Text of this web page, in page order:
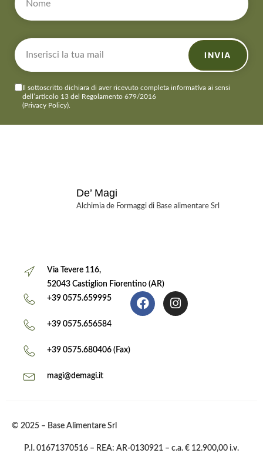
Il sottoscritto dichiara di aver ricevuto completa informativa ai sensi
dell’articolo 13 del Regolamento 679/2016
(Privacy Policy)
INVIA
De’ Magi
Alchimia de Formaggi di Base alimentare Srl
Via Tevere 116,
52043 Castiglion Fiorentino (AR)
+39 0575.659995
+39 0575.656584
+39 0575.680406 (Fax)
magi@demagi.it
© 2025 – Base Alimentare Srl
P.I. 01671370516 – REA: AR-0130921 – c.a. € 12.900,00 i.v.